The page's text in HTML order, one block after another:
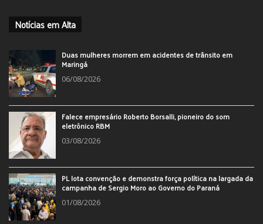
Notícias em Alta
Duas mulheres morrem em acidentes de trânsito em
Maringá
06/08/2026
Falece empresário Roberto Borsalli, pioneiro do som
eletrônico RBM
03/08/2026
PL lota convenção e demonstra força política na largada da
campanha de Sergio Moro ao Governo do Paraná
01/08/2026